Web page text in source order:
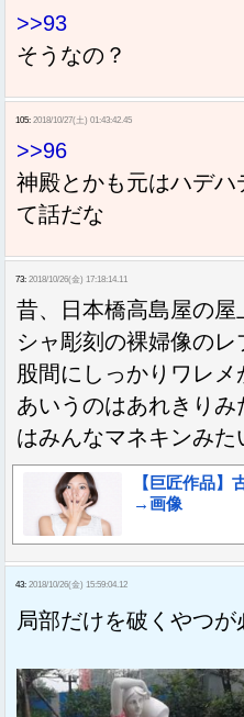
>>93
そうなの？
105: 2018/10/27(土) 01:43:42.45
>>96
神殿とかも元はハデハ
て話だな
73: 2018/10/26(金) 17:18:14.11
昔、日本橋高島屋の屋
シャ彫刻の裸婦像の
股間にしっかりワレ
あいうのはあれきり
はみんなマネキンみた
【巨匠作品】
→画像
43: 2018/10/26(金) 15:59:04.12
局部だけを破くやつが